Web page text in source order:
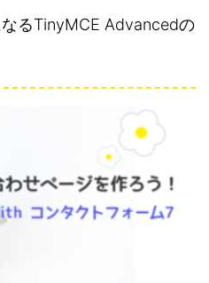
るTinyMCE Advancedの